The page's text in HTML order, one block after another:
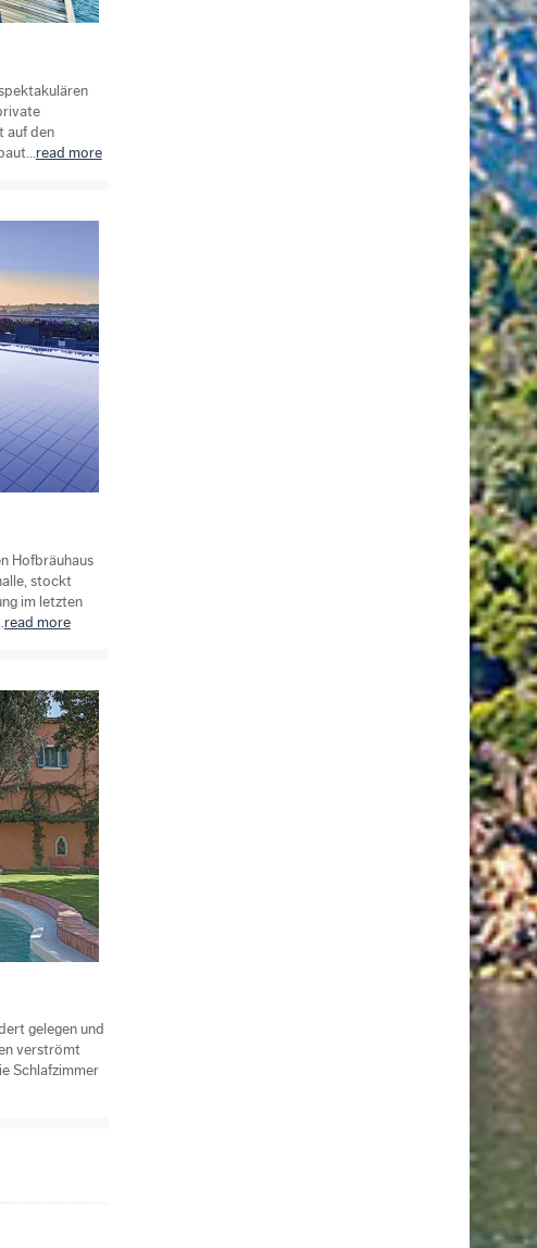
auf den
read more
Hofbräuhaus
stockt
im letzten
read more
gelegen und
verströmt
Schlafzimmer